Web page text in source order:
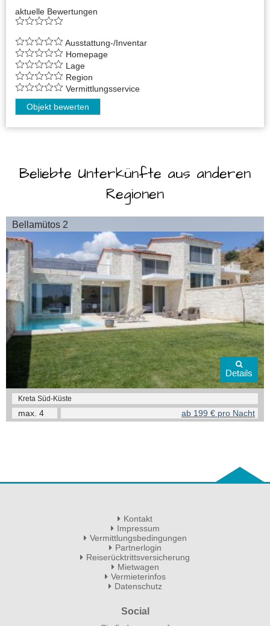
aktuelle Bewertungen
Ausstattung-/Inventar
Homepage
Lage
Region
Vermittlungsservice
Objekt bewerten
Beliebte Unterkünfte aus anderen
Regionen
Bellamütos 2
Kreta Süd-Küste
max. 4 ab 199 € pro Nacht
Details
Kontakt
Impressum
Vermittlungsbedingungen
Partnerlogin
Reiserücktrittsversicherung
Mietwagen
Vermieterinfos
Datenschutz
Social